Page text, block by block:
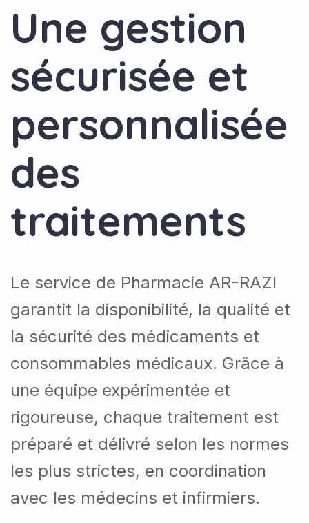
Une gestion
sécurisée et
personnalisée
des
traitements
Le service de Pharmacie AR-RAZI
garantit la disponibilité, la qualité et
la sécurité des médicaments et
consommables médicaux. Grâce à
une équipe expérimentée et
rigoureuse, chaque traitement est
préparé et délivré selon les normes
les plus strictes, en coordination
avec les médecins et infirmiers.